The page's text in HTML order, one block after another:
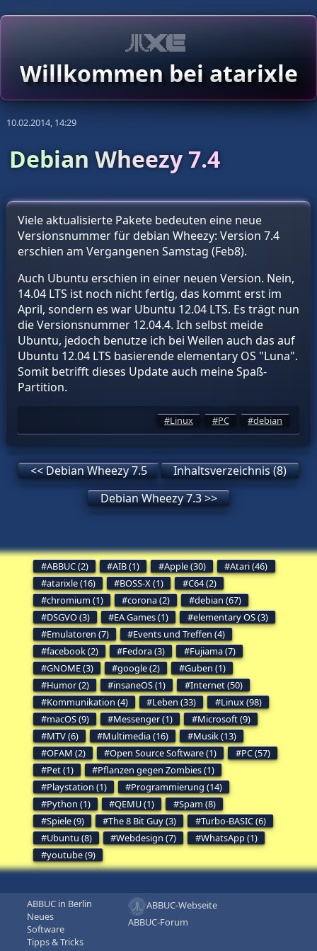
Willkommen bei atarixle
10.02.2014, 14:29
Debian Wheezy 7.4
Viele aktualisierte Pakete bedeuten eine neue
Versionsnummer für debian Wheezy: Version 7.4
erschien am Vergangenen Samstag (Feb8).
Auch Ubuntu erschien in einer neuen Version. Nein,
14.04 LTS ist noch nicht fertig, das kommt erst im
April, sondern es war Ubuntu 12.04 LTS. Es trägt nun
die Versionsnummer 12.04.4. Ich selbst meide
Ubuntu, jedoch benutze ich bei Weilen auch das auf
Ubuntu 12.04 LTS basierende elementary OS "Luna".
Somit betrifft dieses Update auch meine Spaß-
Partition.
Linux PC debian
<< Debian Wheezy 7.5
Inhaltsverzeichnis (8)
Debian Wheezy 7.3 >>
ABBUC (2) AIB (1) Apple (30)
Atari (46)
atarixle (16)
BOSS-X (1)
C64 (2)
chromium (1)
corona (2)
debian (67)
DSGVO (3)
EA Games (1)
elementary OS (3)
Emulatoren (7)
Events und Treffen (4)
facebook (2)
Fedora (3)
Fujiama (7)
GNOME (3)
google (2)
Guben (1)
Humor (2)
insaneOS (1)
Internet (50)
Kommunikation (4)
Leben (33)
Linux (98)
macOS (9)
Messenger (1)
Microsoft (9)
MTV (6)
Multimedia (16)
Musik (13)
OFAM (2)
Open Source Software (1)
PC (57)
Pet (1)
Pflanzen gegen Zombies (1)
Playstation (1)
Programmierung (14)
Python (1)
QEMU (1)
Spam (8)
Spiele (9)
The 8 Bit Guy (3)
Turbo-BASIC (6)
Ubuntu (8)
Webdesign (7)
WhatsApp (1)
youtube (9)
ABBUC in Berlin
Neues
Software
Tipps & Tricks
ABBUC-Webseite
ABBUC-Forum